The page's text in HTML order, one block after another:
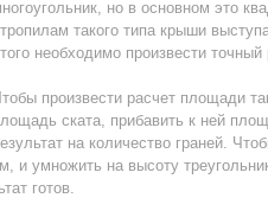
но в основном это
такого типа крыши
необходимо произвести точный
произвести расчет площади
ската, прибавить к ней
на количество граней.
и умножить на высоту
готов.